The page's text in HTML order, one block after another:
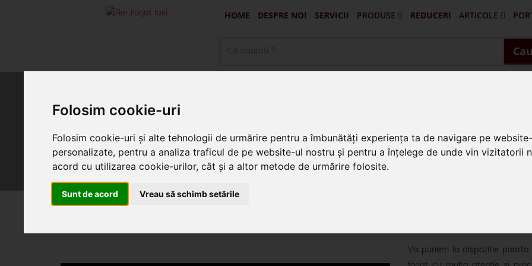
Folosim cookie-uri
Folosim cookie-uri și alte tehnologii de urmărire pentru a îmbunătăți experiența ta de navigare pe
personalizate, pentru a analiza traficul de pe website-ul nostru și pentru a înțelege de unde vin vizitatorii
acord cu utilizarea cookie-urilor, cât și a altor metode de urmărire folosite.
Sunt de acord Vreau să schimb setările
HOME DESPRE NOI SERVICII PRODUSE REDUCERI ARTICOLE
Oferte promotionale si produse din fier forjat
Va punem la dispozitie poarta